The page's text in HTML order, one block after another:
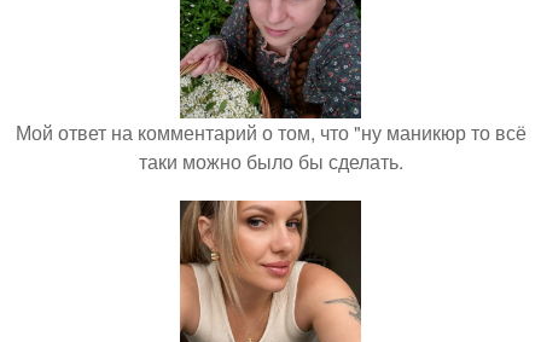
Мой ответ на комментарий о том, что "ну маникюр то всё
таки можно было бы сделать.